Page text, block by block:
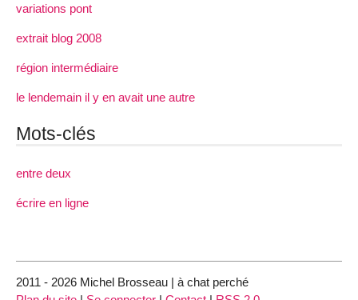
variations pont
extrait blog 2008
région intermédiaire
le lendemain il y en avait une autre
Mots-clés
entre deux
écrire en ligne
2011 - 2026 Michel Brosseau | à chat perché